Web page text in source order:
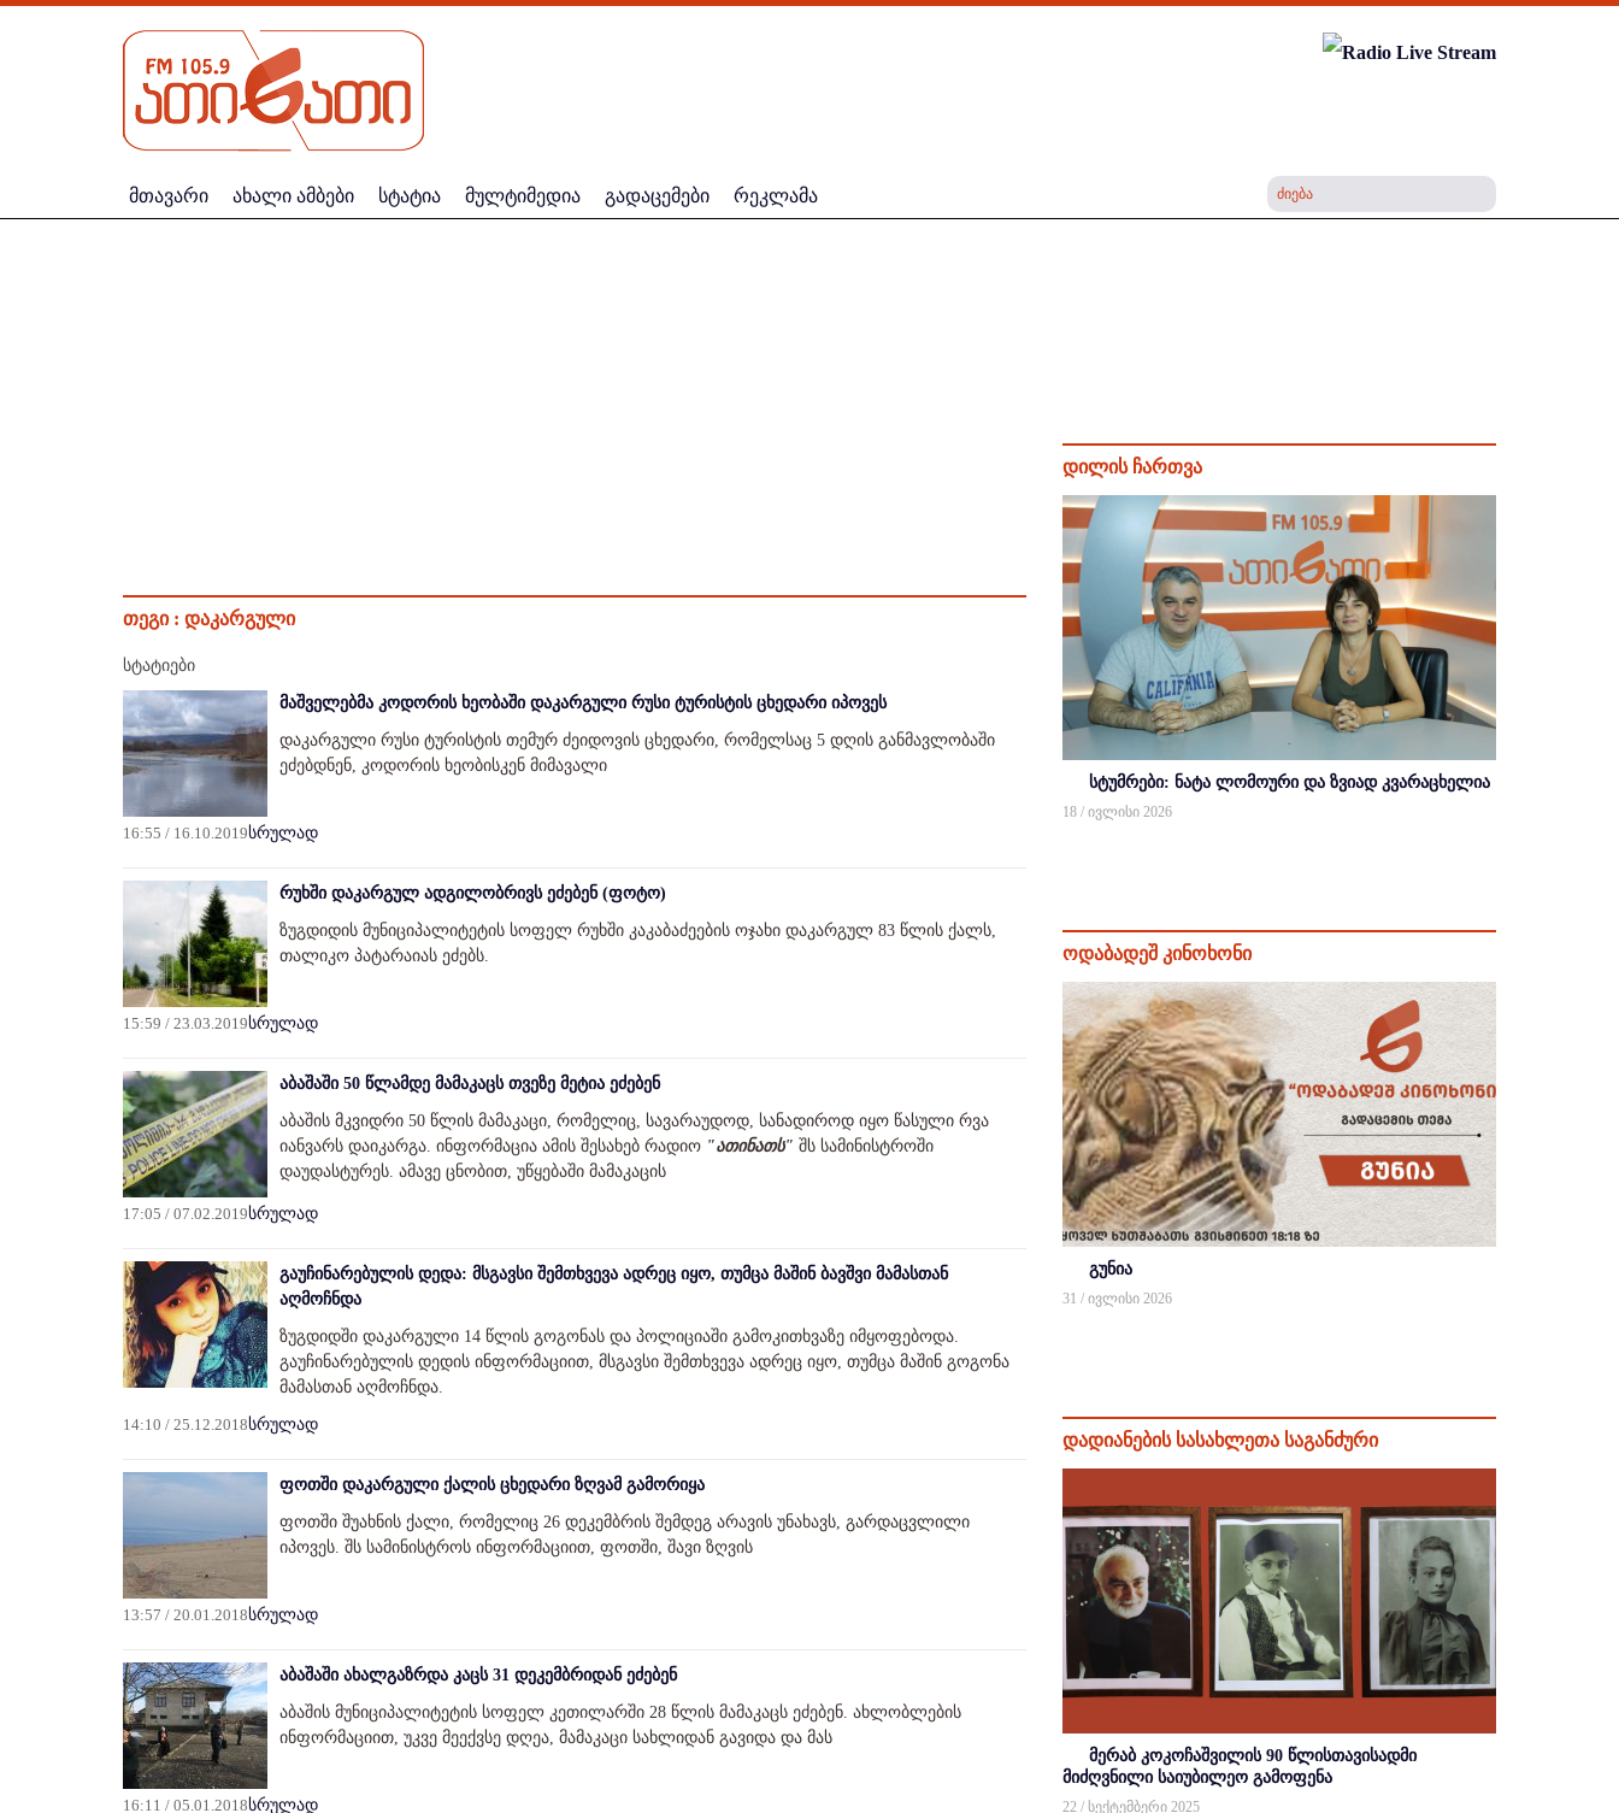
მთავარი ახალი ამბები სტატია მულტიმედია გადაცემები რეკლამა
თეგი : დაკარგული
სტატიები
მაშველებმა კოდორის ხეობაში დაკარგული რუსი ტურისტის ცხედარი იპოვეს
დაკარგული რუსი ტურისტის თემურ ძეიდოვის ცხედარი, რომელსაც 5 დღის განმავლობაში
ეძებდნენ, კოდორის ხეობისკენ მიმავალი
16:55 / 16.10.2019სრულად
რუხში დაკარგულ ადგილობრივს ეძებენ (ფოტო)
ზუგდიდის მუნიციპალიტეტის სოფელ რუხში კაკაბაძეების ოჯახი დაკარგულ 83 წლის ქალს,
თალიკო პატარაიას ეძებს.
15:59 / 23.03.2019სრულად
აბაშაში 50 წლამდე მამაკაცს თვეზე მეტია ეძებენ
აბაშის მკვიდრი 50 წლის მამაკაცი, რომელიც, სავარაუდოდ, სანადიროდ იყო წასული რვა
იანვარს დაიკარგა. ინფორმაცია ამის შესახებ რადიო "ათინათს" შს სამინისტროში
დაუდასტურეს. ამავე ცნობით, უწყებაში მამაკაცის
17:05 / 07.02.2019სრულად
გაუჩინარებულის დედა: მსგავსი შემთხვევა ადრეც იყო, თუმცა მაშინ ბავშვი მამასთან
აღმოჩნდა
ზუგდიდში დაკარგული 14 წლის გოგონას და პოლიციაში გამოკითხვაზე იმყოფებოდა.
გაუჩინარებულის დედის ინფორმაციით, მსგავსი შემთხვევა ადრეც იყო, თუმცა მაშინ გოგონა
მამასთან აღმოჩნდა.
14:10 / 25.12.2018სრულად
ფოთში დაკარგული ქალის ცხედარი ზღვამ გამორიყა
ფოთში შუახნის ქალი, რომელიც 26 დეკემბრის შემდეგ არავის უნახავს, გარდაცვლილი
იპოვეს. შს სამინისტროს ინფორმაციით, ფოთში, შავი ზღვის
13:57 / 20.01.2018სრულად
აბაშაში ახალგაზრდა კაცს 31 დეკემბრიდან ეძებენ
აბაშის მუნიციპალიტეტის სოფელ კეთილარში 28 წლის მამაკაცს ეძებენ. ახლობლების
ინფორმაციით, უკვე მეექვსე დღეა, მამაკაცი სახლიდან გავიდა და მას
16:11 / 05.01.2018სრულად
დილის ჩართვა
სტუმრები: ნატა ლომოური და ზვიად კვარაცხელია
18 / ივლისი 2026
ოდაბადეშ კინოხონი
გუნია
31 / ივლისი 2026
დადიანების სასახლეთა საგანძური
მერაბ კოკოჩაშვილის 90 წლისთავისადმი
მიძღვნილი საიუბილეო გამოფენა
22 / სექტემბერი 2025